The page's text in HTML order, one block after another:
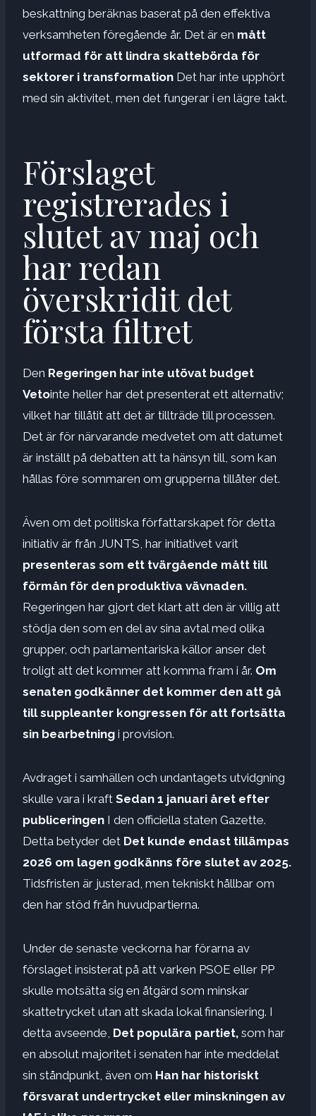
beskattning beräknas baserat på den effektiva
verksamheten föregående år. Det är en mått
utformad för att lindra skattebörda för
sektorer i transformation Det har inte upphört
med sin aktivitet, men det fungerar i en lägre takt.
Förslaget
registrerades i
slutet av maj och
har redan
överskridit det
första filtret
Den Regeringen har inte utövat budget
Vetointe heller har det presenterat ett alternativ;
vilket har tillåtit att det är tillträde till processen.
Det är för närvarande medvetet om att datumet
är inställt på debatten att ta hänsyn till, som kan
hållas före sommaren om grupperna tillåter det.
Även om det politiska författarskapet för detta
initiativ är från JUNTS, har initiativet varit
presenteras som ett tvärgående mått till
förmån för den produktiva vävnaden.
Regeringen har gjort det klart att den är villig att
stödja den som en del av sina avtal med olika
grupper, och parlamentariska källor anser det
troligt att det kommer att komma fram i år. Om
senaten godkänner det kommer den att gå
till suppleanter kongressen för att fortsätta
sin bearbetning i provision.
Avdraget i samhällen och undantagets utvidgning
skulle vara i kraft Sedan 1 januari året efter
publiceringen I den officiella staten Gazette.
Detta betyder det Det kunde endast tillämpas
2026 om lagen godkänns före slutet av 2025.
Tidsfristen är justerad, men tekniskt hållbar om
den har stöd från huvudpartierna.
Under de senaste veckorna har förarna av
förslaget insisterat på att varken PSOE eller PP
skulle motsätta sig en åtgärd som minskar
skattetrycket utan att skada lokal finansiering. I
detta avseende, Det populära partiet, som har
en absolut majoritet i senaten har inte meddelat
sin ståndpunkt, även om Han har historiskt
försvarat undertrycket eller minskningen av